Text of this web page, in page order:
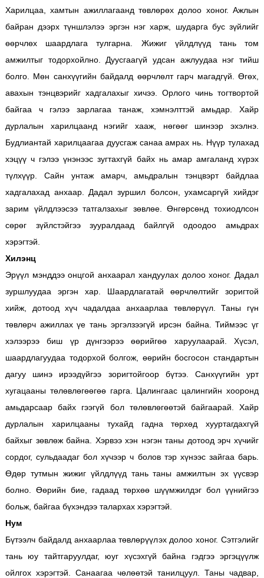
Харилцаа, хамтын ажиллагаанд төвлөрөх долоо хоног. Ажлын
байран дээрх түншлэлээ эргэн нэг харж, шударга бус зүйлийг
өөрчлөх шаардлага тулгарна. Жижиг үйлдлүүд тань том
амжилтыг тодорхойлно. Дуусгаагүй удсан ажлуудаа нэг тийш
болго. Мөн санхүүгийн байдалд өөрчлөлт гарч магадгүй. Өгөх,
авахын тэнцвэрийг хадгалахыг хичээ. Орлого чинь тогтвортой
байгаа ч гэлээ зарлагаа танаж, хэмнэлттэй амьдар. Хайр
дурлалын харилцаанд нэгийг хааж, нөгөөг шинээр эхэлнэ.
Будлиантай харилцаагаа дуусгаж санаа амрах нь. Нүүр тулахад
хэцүү ч гэлээ үнэнээс зугтахгүй байх нь амар амгаланд хүрэх
түлхүүр. Сайн унтаж амарч, амьдралын тэнцвэрт байдлаа
хадгалахад анхаар. Дадал зуршил болсон, ухамсаргүй хийдэг
зарим үйлдлээсээ татгалзахыг зөвлөе. Өнгөрсөнд тохиодлсон
сөрөг зүйлстэйгээ зууралдаад байлгүй одоодоо амьдрах
хэрэгтэй.
Хилэнц
Эрүүл мэнддээ онцгой анхаарал хандуулах долоо хоног. Дадал
зуршлуудаа эргэн хар. Шаардлагатай өөрчлөлтийг зоригтой
хийж, дотоод хүч чадалдаа анхаарлаа төвлөрүүл. Таны гүн
төвлөрч ажиллах үе тань эргэлзээгүй ирсэн байна. Тиймээс үг
хэлээрээ биш үр дүнгээрээ өөрийгөө харуулаарай. Хүсэл,
шаардлагуудаа тодорхой болгож, өөрийн босгосон стандартын
дагуу шинэ ирээдүйгээ зоригтойгоор бүтээ. Санхүүгийн урт
хугацааны төлөвлөгөөгөө гарга. Цалингаас цалингийн хооронд
амьдарсаар байх гээгүй бол төлөвлөгөөтэй байгаарай. Хайр
дурлалын харилцааны тухайд гадна төрхөд хууртагдахгүй
байхыг зөвлөж байна. Хэрвээ хэн нэгэн таны дотоод эрч хүчийг
сордог, сульдаадаг бол хүчээр ч болов тэр хүнээс зайгаа барь.
Өдөр тутмын жижиг үйлдлүүд тань таны амжилтын эх үүсвэр
болно. Өөрийн бие, гадаад төрхөө шүүмжилдэг бол үүнийгээ
больж, байгаа бүхэндээ талархах хэрэгтэй.
Нум
Бүтээлч байдалд анхаарлаа төвлөрүүлэх долоо хоног. Сэтгэлийг
тань юу тайтгаруулдаг, юуг хүсэхгүй байна гэдгээ эргэцүүлж
ойлгох хэрэгтэй. Санаагаа чөлөөтэй танилцуул. Таны чадвар,